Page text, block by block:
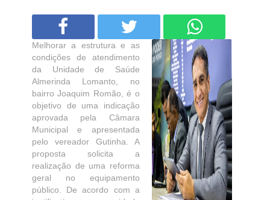
Melhorar a estrutura e as
condições de atendimento
da Unidade de Saúde
Almerinda Lomanto, no
bairro Joaquim Romão, é o
objetivo de uma indicação
aprovada pela Câmara
Municipal e apresentada
pelo vereador Gutinha. A
proposta solicita a
realização de uma reforma
geral no equipamento
público. De acordo com a